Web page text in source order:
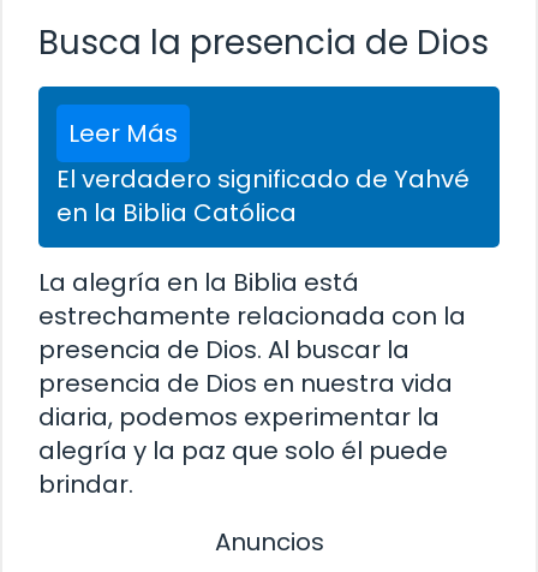
Busca la presencia de Dios
Leer Más
El verdadero significado de Yahvé
en la Biblia Católica
La alegría en la Biblia está
estrechamente relacionada con la
presencia de Dios. Al buscar la
presencia de Dios en nuestra vida
diaria, podemos experimentar la
alegría y la paz que solo él puede
brindar.
Anuncios